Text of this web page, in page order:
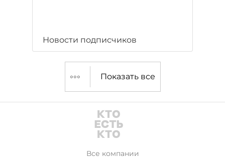
Новости подписчиков
Показать все
Все компании